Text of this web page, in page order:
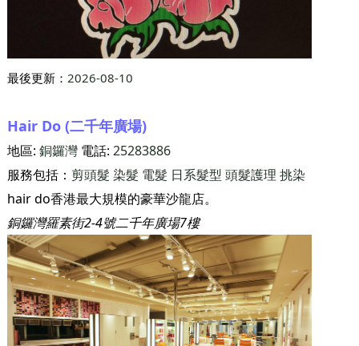
最後更新： 2026-08-10
Hair Do (二千年廣場)
地區: 銅鑼灣電話: 25283886
服務包括： 剪頭髮 染髮 電髮 日系髮型 頭髮護理 挑染
hair do香港最大規模的豪華沙龍店。
銅鑼灣羅素街2-4號二千年廣場7樓